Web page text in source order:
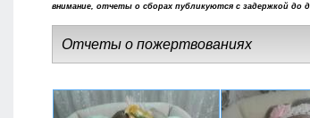
внимание, отчеты о сборах публикуются с задержкой до
Отчеты о пожертвованиях